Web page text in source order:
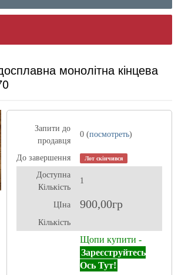
монолітна кінцева
Запити до
продавця
0 (посмотреть)
До завершення Лот скінчився
Доступна
Кількість
1
ЦІна 900,00гр
Кількість
Щопи купити -
Зареєструйтесь
Ось Тут!